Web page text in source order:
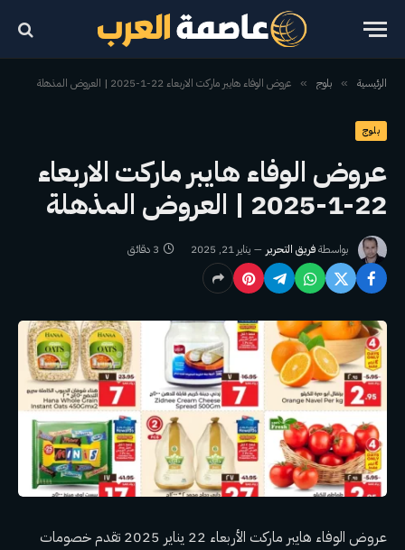
الرئيسية » بلوج » عروض الوفاء هايبر ماركت الاربعاء 22-1-2025 | العروض المذهلة
بلوج
عروض الوفاء هايبر ماركت الاربعاء
22-1-2025 | العروض المذهلة
بواسطةفريق التحرير يناير 21, 2025 3 دقائق
عروض الوفاء هايبر ماركت الأربعاء 22 يناير 2025 تقدم خصومات